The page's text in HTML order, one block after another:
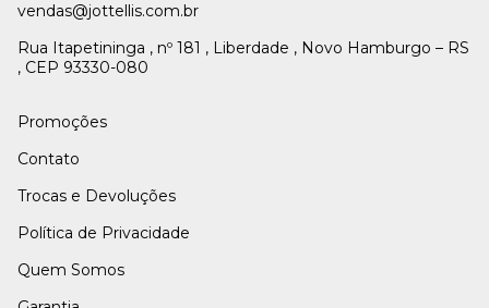
vendas@jottellis.com.br
Rua Itapetininga , nº 181 , Liberdade , Novo Hamburgo – RS
, CEP 93330-080
Promoções
Contato
Trocas e Devoluções
Política de Privacidade
Quem Somos